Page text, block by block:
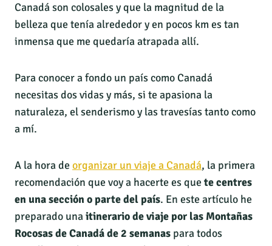
Canadá son colosales y que la magnitud de la
belleza que tenía alrededor y en pocos km es tan
inmensa que me quedaría atrapada allí.
Para conocer a fondo un país como Canadá
necesitas dos vidas y más, si te apasiona la
naturaleza, el senderismo y las travesías tanto como
a mí.
A la hora de organizar un viaje a Canadá, la primera
recomendación que voy a hacerte es que te centres
en una sección o parte del país. En este artículo he
preparado unaitinerario de viaje por las Montañas
Rocosas de Canadá de 2 semanas para todos